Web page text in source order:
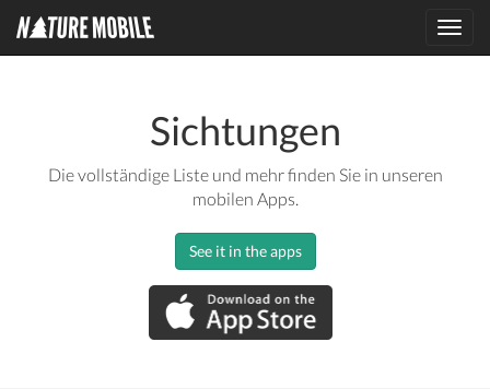
Sichtungen
Die vollständige Liste und mehr finden Sie in unseren
mobilen Apps.
See it in the apps